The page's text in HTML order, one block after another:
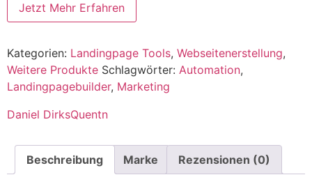
Jetzt Mehr Erfahren
Kategorien: Landingpage Tools, Webseitenerstellung,
Weitere Produkte Schlagwörter: Automation,
Landingpagebuilder, Marketing
Daniel DirksQuentn
Beschreibung Marke Rezensionen (0)